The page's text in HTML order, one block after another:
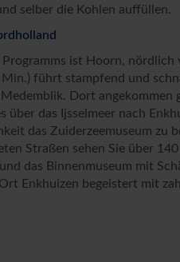
selber die Kohlen auffüllen.
ist Hoorn,
führt stampfend und
Dort angekommen
über das Ijsselmeer nach
das Zuiderzeemuseum zu
Straßen sehen Sie über
das Binnenmuseum mit
Enkhuizen begeistert mit